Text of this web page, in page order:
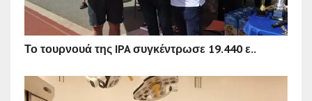
Το τουρνουά της IPA συγκέντρωσε 19.440 ε..